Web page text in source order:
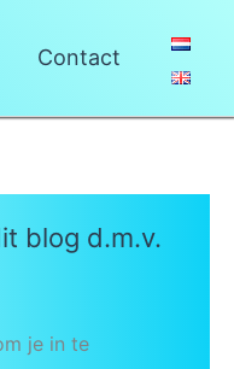
Contact
blog d.m.v.
je in te